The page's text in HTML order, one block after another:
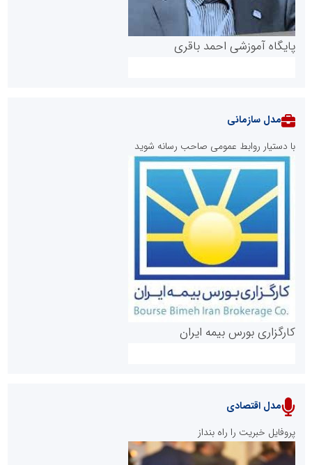
پایگاه آموزشی احمد باقری
روابط عمومی خبرگزاری گزارش خبر
پایگاه خبری نهضت ملی مسکن
مدل سازمانی
با دستیار روابط عمومی صاحب رسانه شوید
کارگزاری بورس بیمه ایران
مدل اقتصادی
پروفایل خبریت را راه بنداز